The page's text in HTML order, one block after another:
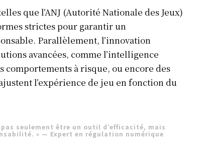
Info Du Net
S’abonner pour plus de contenus
Afrique
Amériques
que l’ANJ (Autorité Nationale des Jeux)
strictes pour garantir un
Parallèlement, l’innovation
avancées, comme l’intelligence
à risque, ou encore des
l’expérience de jeu en fonction du
seulement être un outil d’efficacité, mais
» — Expert en régulation numérique